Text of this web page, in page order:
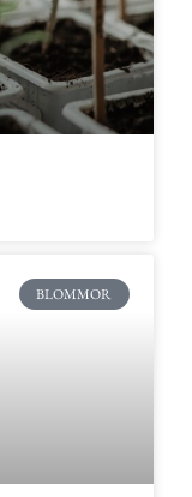
BLOMMOR